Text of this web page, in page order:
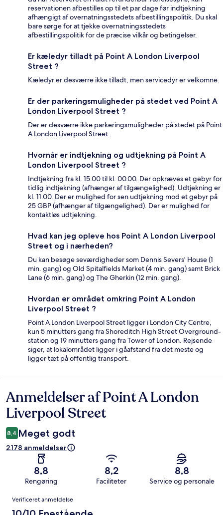
reservationen afbestilles op til et par dage før indtjekning
afhængigt af overnatningsstedets afbestillingspolitik. Du skal
bare sørge for at tjekke overnatningsstedets
afbestillingspolitik for de præcise vilkår og betingelser.
Er kæledyr tilladt på Point A London Liverpool
Street ?
Kæledyr er desværre ikke tilladt, men servicedyr er velkomne.
Er der parkeringsmuligheder på stedet ved Point A
London Liverpool Street ?
Der er desværre ikke parkeringsmuligheder på stedet på Point
A London Liverpool Street .
Hvornår er indtjekning og udtjekning på Point A
London Liverpool Street ?
Indtjekning fra kl. 15.00 til kl. 00.00. Der opkræves et gebyr for
tidlig indtjekning (afhænger af tilgængelighed). Udtjekning er
kl. 11.00. Der er mulighed for sen udtjekning mod et gebyr på
25 GBP (afhænger af tilgængelighed). Der er mulighed for
kontaktløs udtjekning.
Hvad kan jeg opleve hos Point A London Liverpool
Street og i nærheden?
Du kan besøge seværdigheder som Dennis Severs' House (1
min. gang) og Old Spitalfields Market (4 min. gang) samt Brick
Lane (6 min. gang) og The Gherkin (12 min. gang).
Hvordan er området omkring Point A London
Liverpool Street ?
Point A London Liverpool Street ligger i London City Centre,
kun 5 minutters gang fra Shoreditch High Street Overground-
station og 19 minutters gang fra Tower of London. Rejsende
siger, at lokalområdet ligger i gåafstand fra det meste og
ligger tæt på offentlig transport.
Anmeldelser
Anmeldelser af Point A London
Liverpool Street
8,4 Meget godt
2.178 anmeldelser
8,8
Rengøring
8,2
Faciliteter
8,8
Service og personale
Anmeldelser
Verificeret anmeldelse